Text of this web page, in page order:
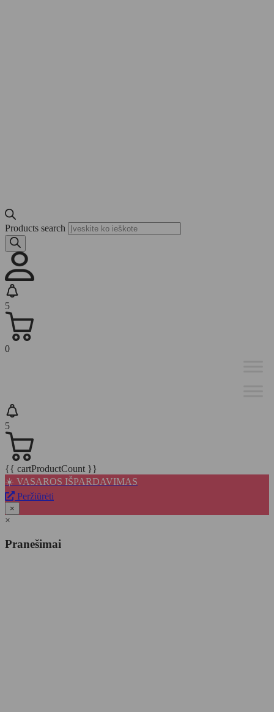
Products search
5
0
5
{{ cartProductCount }}
☀️ VASAROS IŠPARDAVIMAS
Peržiūrėti
×
×
Pranešimai